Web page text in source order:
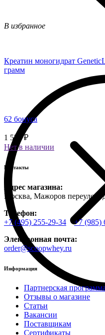
В избранное
Креатин моногидрат
грамм
62 бонуса
1 550 ₽
Нет в наличии
Контакты
Адрес магазина:
Москва, Мажоров переулок,
Телефон:
+7 (495) 255-29-34
+7 (985)
Электронная почта:
order@scoopwhey.ru
Информация
Партнерская
Отзывы о магазине
Статьи
Вакансии
Поставщикам
Сертификаты